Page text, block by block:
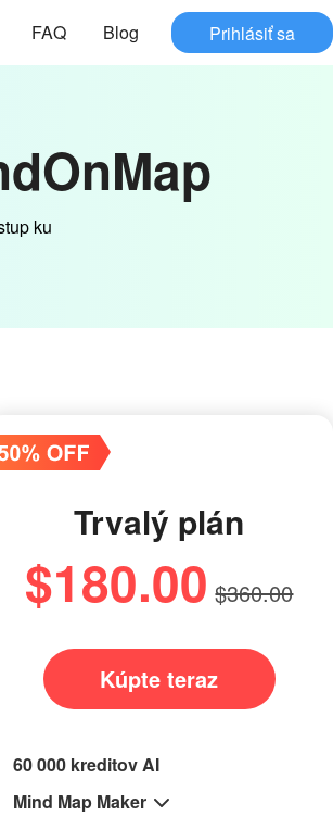
FAQ Blog Prihlásiť sa
ku
Trvalý plán
$180.00 $360.00
Kúpte teraz
60 000 kreditov AI
Mind Map Maker